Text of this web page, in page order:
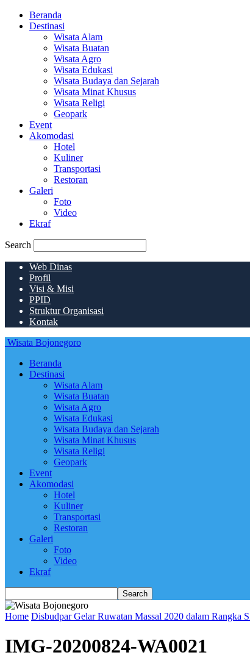
Beranda
Destinasi
Wisata Alam
Wisata Buatan
Wisata Agro
Wisata Edukasi
Wisata Budaya dan Sejarah
Wisata Minat Khusus
Wisata Religi
Geopark
Event
Akomodasi
Hotel
Kuliner
Transportasi
Restoran
Galeri
Foto
Video
Ekraf
Search
Web Dinas
Profil
Visi & Misi
PPID
Struktur Organisasi
Kontak
Wisata Bojonegoro
Beranda
Destinasi
Wisata Alam
Wisata Buatan
Wisata Agro
Wisata Edukasi
Wisata Budaya dan Sejarah
Wisata Minat Khusus
Wisata Religi
Geopark
Event
Akomodasi
Hotel
Kuliner
Transportasi
Restoran
Galeri
Foto
Video
Ekraf
Home Disbudpar Gelar Ruwatan Massal 2020 dalam Rangka
IMG-20200824-WA0021